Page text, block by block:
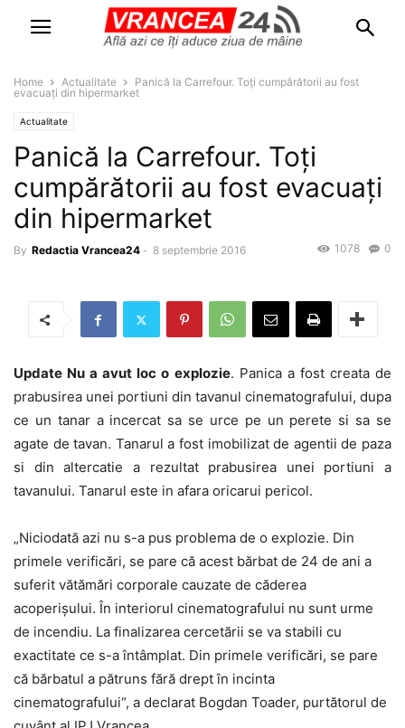
Home Actualitate
Panică la Carrefour. Toți cumpărătorii au fost
evacuați din hipermarket
Actualitate
Panică la Carrefour. Toți
cumpărătorii au fost evacuați
din hipermarket
By Redactia Vrancea24 - 8 septembrie 2016 0
1078
Update Nu a avut loc o explozie. Panica a fost creata de
prabusirea unei portiuni din tavanul cinematografului, dupa
ce un tanar a incercat sa se urce pe un perete si sa se
agate de tavan. Tanarul a fost imobilizat de agentii de paza
si din altercatie a rezultat prabusirea unei portiuni a
tavanului. Tanarul este in afara oricarui pericol.
„Niciodată azi nu s-a pus problema de o explozie. Din
primele verificări, se pare că acest bărbat de 24 de ani a
suferit vătămări corporale cauzate de căderea
acoperişului. În interiorul cinematografului nu sunt urme
de incendiu. La finalizarea cercetării se va stabili cu
exactitate ce s-a întâmplat. Din primele verificări, se pare
că bărbatul a pătruns fără drept în incinta
cinematografului“, a declarat Bogdan Toader, purtătorul de